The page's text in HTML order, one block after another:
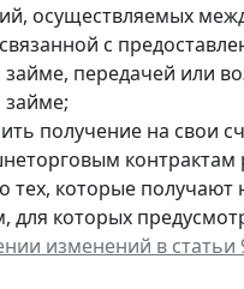
осуществляемых
с
передачей или
займе;
получение на свои
тех, которые
для которых
изменений в